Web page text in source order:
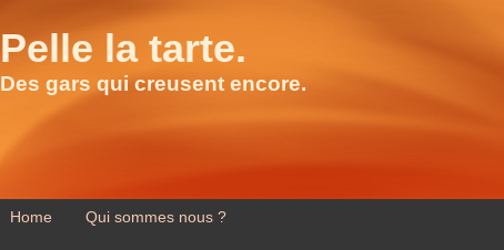
Pelle la tarte.
Des gars qui creusent encore.
Home Qui sommes nous ?